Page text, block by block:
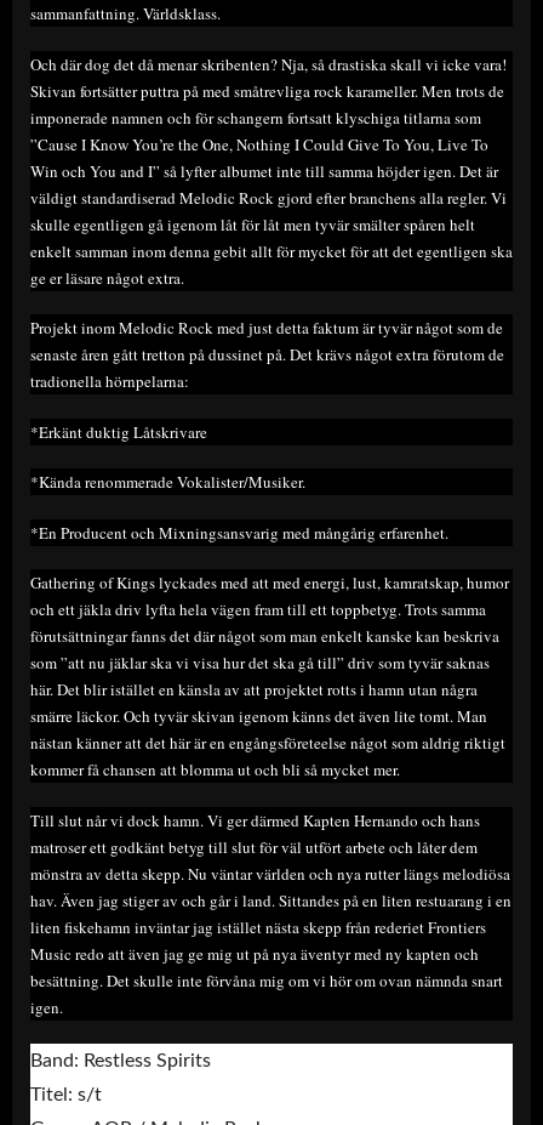
sammanfattning. Världsklass.
Och där dog det då menar skribenten? Nja, så drastiska skall vi icke vara!
Skivan fortsätter puttra på med småtrevliga rock karameller. Men trots de
imponerade namnen och för schangern fortsatt klyschiga titlarna som
”Cause I Know You’re the One, Nothing I Could Give To You, Live To
Win och You and I” så lyfter albumet inte till samma höjder igen. Det är
väldigt standardiserad Melodic Rock gjord efter branchens alla regler. Vi
skulle egentligen gå igenom låt för låt men tyvär smälter spåren helt
enkelt samman inom denna gebit allt för mycket för att det egentligen ska
ge er läsare något extra.
Projekt inom Melodic Rock med just detta faktum är tyvär något som de
senaste åren gått tretton på dussinet på. Det krävs något extra förutom de
tradionella hörnpelarna:
*Erkänt duktig Låtskrivare
*Kända renommerade Vokalister/Musiker.
*En Producent och Mixningsansvarig med mångårig erfarenhet.
Gathering of Kings lyckades med att med energi, lust, kamratskap, humor
och ett jäkla driv lyfta hela vägen fram till ett toppbetyg. Trots samma
förutsättningar fanns det där något som man enkelt kanske kan beskriva
som ”att nu jäklar ska vi visa hur det ska gå till” driv som tyvär saknas
här. Det blir istället en känsla av att projektet rotts i hamn utan några
smärre läckor. Och tyvär skivan igenom känns det även lite tomt. Man
nästan känner att det här är en engångsföreteelse något som aldrig riktigt
kommer få chansen att blomma ut och bli så mycket mer.
Till slut når vi dock hamn. Vi ger därmed Kapten Hernando och hans
matroser ett godkänt betyg till slut för väl utfört arbete och låter dem
mönstra av detta skepp. Nu väntar världen och nya rutter längs melodiösa
hav. Även jag stiger av och går i land. Sittandes på en liten restuarang i en
liten fiskehamn inväntar jag istället nästa skepp från rederiet Frontiers
Music redo att även jag ge mig ut på nya äventyr med ny kapten och
besättning. Det skulle inte förvåna mig om vi hör om ovan nämnda snart
igen.
Band: Restless Spirits
Titel: s/t